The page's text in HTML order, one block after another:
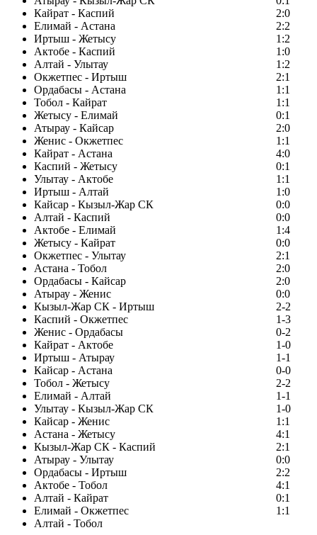
Кайрат - Каспий
2:0
Елимай - Астана
2:2
Иртыш - Жетысу
1:2
Актобе - Каспий
1:0
Алтай - Улытау
1:2
Окжетпес - Иртыш
2:1
Ордабасы - Астана
1:1
Тобол - Кайрат
1:1
Жетысу - Елимай
0:1
Атырау - Кайсар
2:0
Женис - Окжетпес
1:1
Кайрат - Астана
4:0
Каспий - Жетысу
0:1
Улытау - Актобе
1:1
Иртыш - Алтай
1:0
Кайсар - Кызыл-Жар СК
0:0
Алтай - Каспий
0:0
Актобе - Елимай
1:4
Жетысу - Кайрат
0:0
Окжетпес - Улытау
2:1
Астана - Тобол
2:0
Ордабасы - Кайсар
2:0
Атырау - Женис
0:0
Кызыл-Жар СК - Иртыш
2-2
Каспий - Окжетпес
1-3
Женис - Ордабасы
0-2
Кайрат - Актобе
1-0
Иртыш - Атырау
1-1
Кайсар - Астана
0-0
Тобол - Жетысу
2-2
Елимай - Алтай
1-1
Улытау - Кызыл-Жар СК
1-0
Кайсар - Женис
1:1
Астана - Жетысу
4:1
Кызыл-Жар СК - Каспий
2:1
Атырау - Улытау
0:0
Ордабасы - Иртыш
2:2
Актобе - Тобол
4:1
Алтай - Кайрат
0:1
Елимай - Окжетпес
1:1
Алтай - Тобол